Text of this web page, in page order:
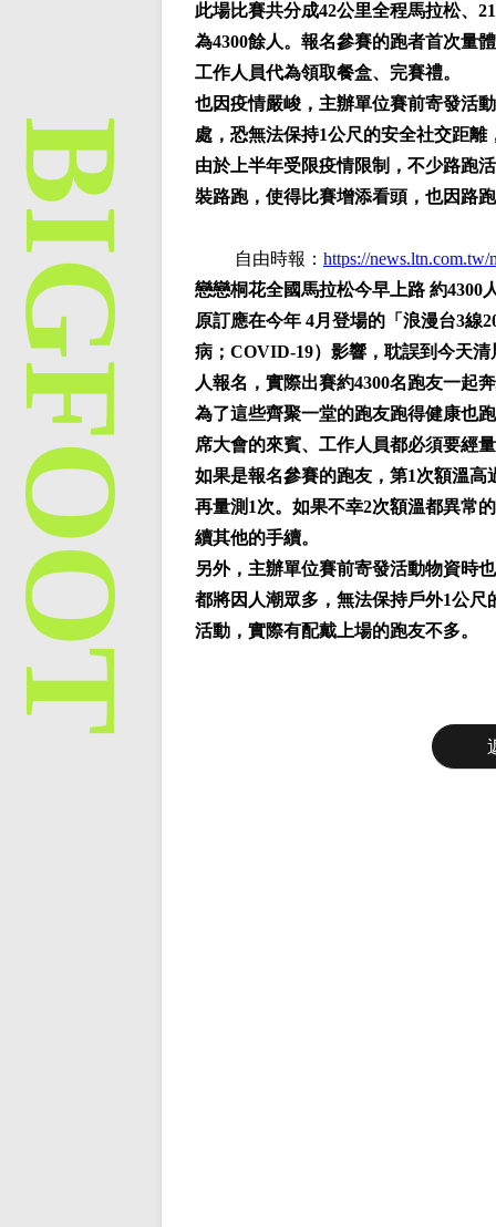
此場比賽共分成42公里全程馬拉松、
為4300餘人。報名參賽的跑者首次量
工作人員代為領取餐盒、完賽禮。
也因疫情嚴峻，主辦單位賽前寄發活
處，恐無法保持1公尺的安全社交距
由於上半年受限疫情限制，不少路跑
裝路跑，使得比賽增添看頭，也因路
自由時報： https://
戀戀桐花全國馬拉松今早上路 約4300
原訂應在今年 4月登場的「浪漫台3線
病；COVID-19）影響，耽誤到今天
人報名，實際出賽約4300名跑友一起
為了這些齊聚一堂的跑友跑得健康也
席大會的來賓、工作人員都必須要經
如果是報名參賽的跑友，第1次額溫
再量測1次。如果不幸2次額溫都異常
續其他的手續。
另外，主辦單位賽前寄發活動物資時
都將因人潮眾多，無法保持戶外1公
活動，實際有配戴上場的跑友不多。